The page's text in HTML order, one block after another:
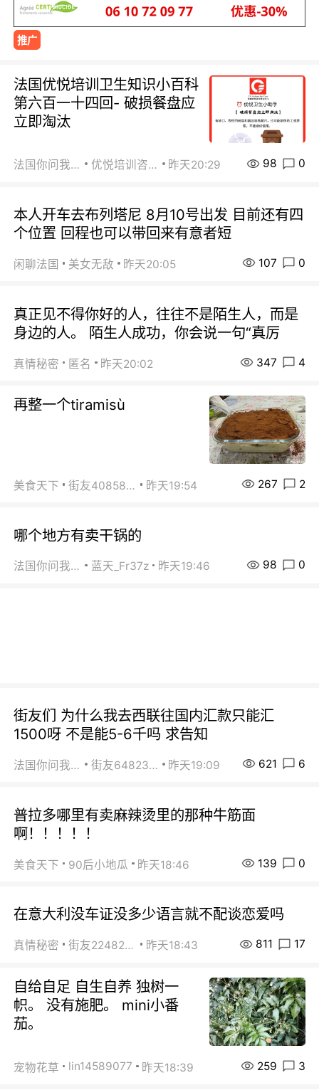
推广
法国优悦培训卫生知识小百科
第六百一十四回- 破损餐盘应
立即淘汰
法国你问我答 优悦培训咨询 昨天20:29 98 0
本人开车去布列塔尼 8月10号出发 目前还有四
个位置 回程也可以带回来有意者短
闲聊法国 美女无敌 昨天20:05 107 0
真正见不得你好的人，往往不是陌生人，而是
身边的人。 陌生人成功，你会说一句“真厉
真情秘密 匿名 昨天20:02 347 4
再整一个tiramisù
美食天下 街友40858442 昨天19:54 267 2
哪个地方有卖干锅的
法国你问我答 蓝天_Fr37z 昨天19:46 98 0
街友们 为什么我去西联往国内汇款只能汇
1500呀 不是能5-6千吗 求告知
法国你问我答 街友64823891 昨天19:09 621 6
普拉多哪里有卖麻辣烫里的那种牛筋面
啊！！！！！
美食天下 90后小地瓜 昨天18:46 139 0
在意大利没车证没多少语言就不配谈恋爱吗
真情秘密 街友22482465 昨天18:43 811 17
自给自足 自生自养 独树一
帜。 没有施肥。 mini小番
茄。
宠物花草 lin14589077 昨天18:39 259 3